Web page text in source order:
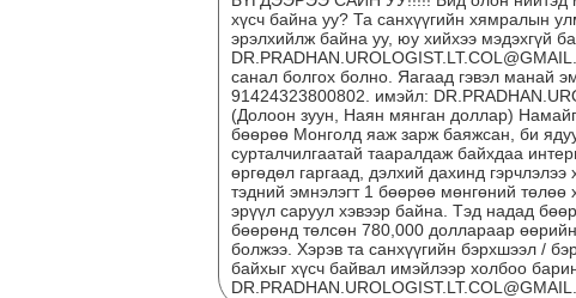
хүсч байна уу? Та санхүүгийн хямралын
эрэлхийлж байна уу, юу хийхээ мэдэхгүй
санал болгох болно. Яагаад гэвэл манай
91424323800802. имэйл:
(Долоон зуун, Наян мянган доллар)
бөөрөө Монголд яаж зарж баяжсан, би
сурталчилгаатай тааралдаж байхдаа
өргөдөл гаргаад, дэлхий дахинд
тэдний эмнэлэгт 1 бөөрөө мөнгөний
эрүүл саруул хэвээр байна. Тэд надад
бөөрөнд төлсөн 780,000 доллараар
болжээ. Хэрэв та санхүүгийн бэрхшээл /
байхыг хүсч байвал имэйлээр холбоо